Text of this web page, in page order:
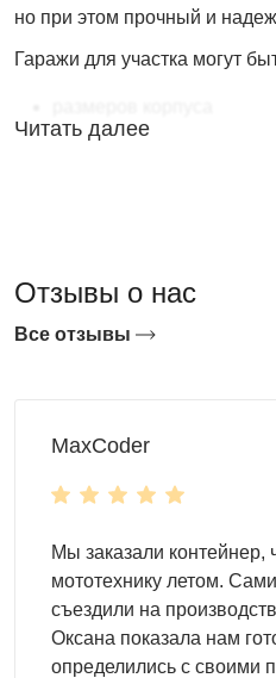
но при этом прочный и
Гаражи для участка могут
типа крыши
эксплуатации. Вы можете
на даче
на складе
Контейнер для участка –
крышей. Наиболее
является стандартная
выбрать модель с
Первая позволит
– придать гаражу
Читать далее
Отзывы о нас
Все отзывы
MaxCoder
Мы заказали контейнер,
мототехнику летом.
съездили на
Оксана показала нам
определились с своими